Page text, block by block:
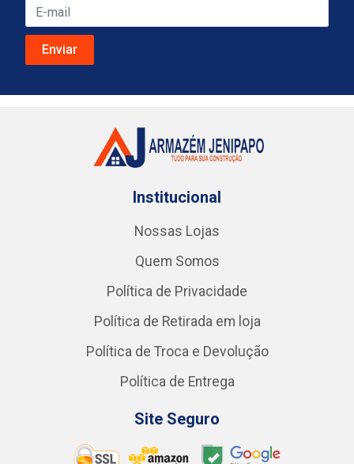
Institucional
Nossas Lojas
Quem Somos
Política de Privacidade
Política de Retirada em loja
Política de Troca e Devolução
Política de Entrega
Site Seguro